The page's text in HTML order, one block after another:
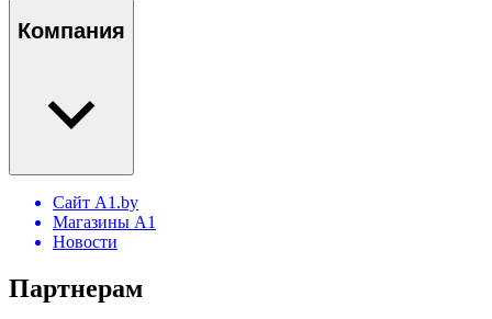
Компания
Сайт A1.by
Магазины А1
Новости
Партнерам